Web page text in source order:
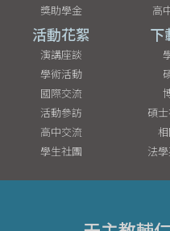
獎助學金
高
活動花絮
演講座談
學術活動
國際交流
活動參訪
高中交流
學生社團
下
碩
法